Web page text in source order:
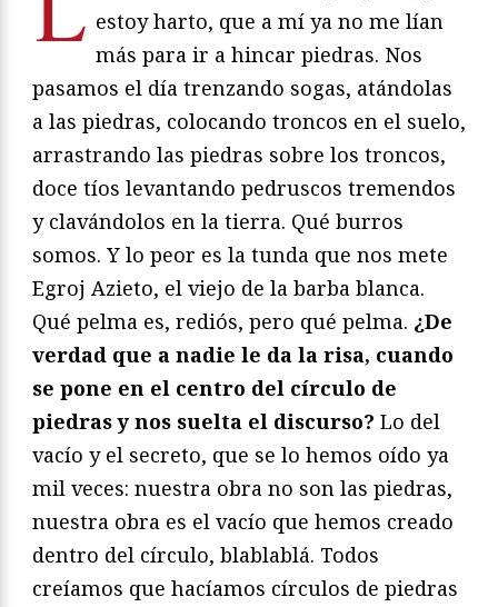
estoy harto, que a mí ya no me lían
más para ir a hincar piedras. Nos
pasamos el día trenzando sogas, atándolas
a las piedras, colocando troncos en el suelo,
arrastrando las piedras sobre los troncos,
doce tíos levantando pedruscos tremendos
y clavándolos en la tierra. Qué burros
somos. Y lo peor es la tunda que nos mete
Egroj Azieto, el viejo de la barba blanca.
Qué pelma es, rediós, pero qué pelma. ¿De
verdad que a nadie le da la risa, cuando
se pone en el centro del círculo de
piedras y nos suelta el discurso? Lo del
vacío y el secreto, que se lo hemos oído ya
mil veces: nuestra obra no son las piedras,
nuestra obra es el vacío que hemos creado
dentro del círculo, blablablá. Todos
creíamos que hacíamos círculos de piedras